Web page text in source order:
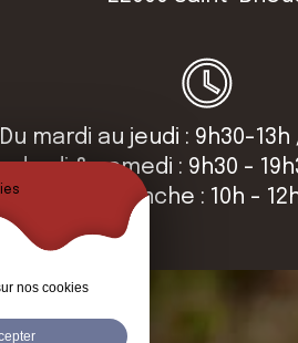
Du mardi au jeudi : 9h30-13h
& samedi : 9h30 -
Dimanche : 10h -
nos cookies